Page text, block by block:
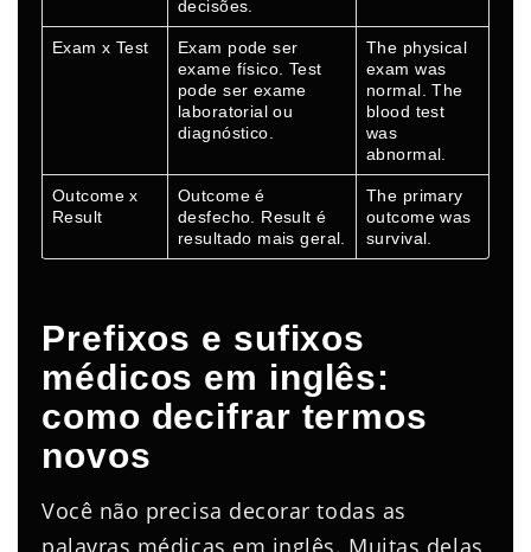
decisões.
Exam x Test
Exam pode ser
exame físico. Test
pode ser exame
laboratorial ou
diagnóstico.
The physical
exam was
normal. The
blood test
was
abnormal.
Outcome x
Result
Outcome é
desfecho. Result é
resultado mais geral.
The primary
outcome was
survival.
Prefixos e sufixos
médicos em inglês:
como decifrar termos
novos
Você não precisa decorar todas as
palavras médicas em inglês. Muitas delas